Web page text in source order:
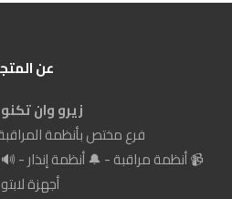
عن
زيرو وان
فرع مختص بأنظمة
📹 أنظمة مراقبة - 🔔 أنظمة إنذار
أجهزة